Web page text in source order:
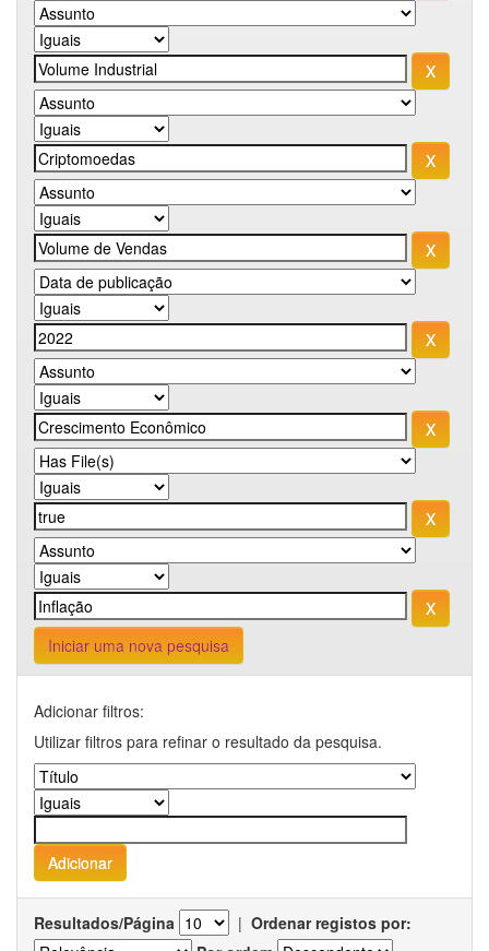
Iniciar uma nova pesquisa
Adicionar filtros:
Utilizar filtros para refinar o resultado da pesquisa.
Resultados/Página | Ordenar registos por: